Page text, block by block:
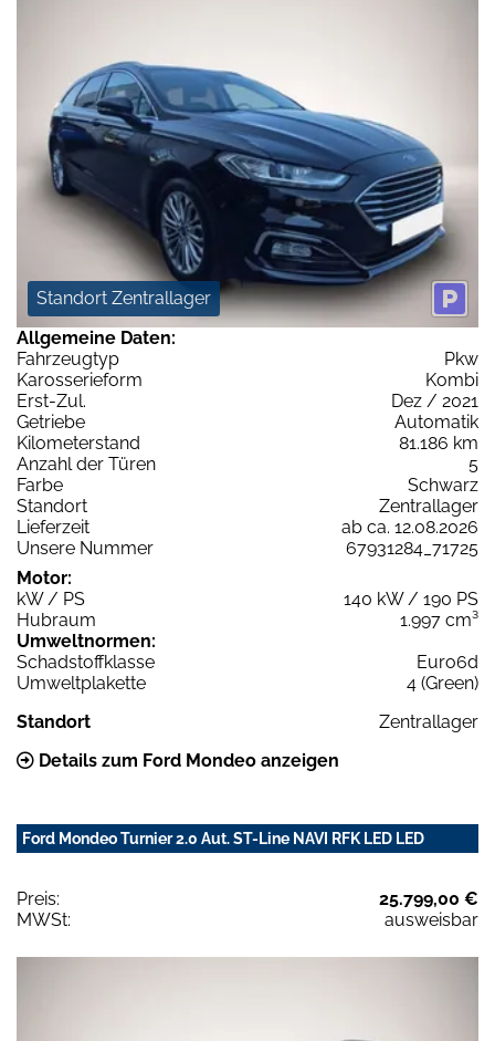
Standort Zentrallager
Allgemeine Daten:
Fahrzeugtyp
Pkw
Karosserieform
Kombi
Erst-Zul.
Dez / 2021
Getriebe
Automatik
Kilometerstand
81.186 km
Anzahl der Türen
5
Farbe
Schwarz
Standort
Zentrallager
Lieferzeit
ab ca. 12.08.2026
Unsere Nummer
67931284_71725
Motor:
kW / PS
140 kW / 190 PS
Hubraum
1.997 cm³
Umweltnormen:
Schadstoffklasse
Euro6d
Umweltplakette
4 (Green)
Standort
Zentrallager
Details zum Ford Mondeo anzeigen
Ford Mondeo Turnier 2.0 Aut. ST-Line NAVI RFK LED LED
Preis:
25.799,00 €
MWSt:
ausweisbar